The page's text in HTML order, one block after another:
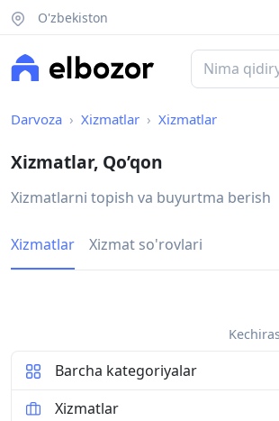
O'zbekiston
Darvoza Xizmatlar Xizmatlar
Xizmatlar, Qo’qon
Xizmatlarni topish va buyurtma berish
Xizmatlar Xizmat so'rovlari
Barcha kategoriyalar
Xizmatlar